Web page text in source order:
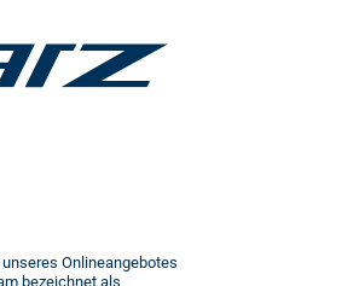
Onlineangebotes
bezeichnet als